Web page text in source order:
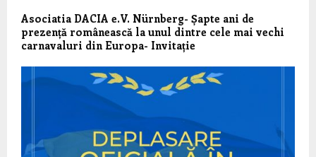
Asociatia DACIA e.V. Nürnberg- Șapte ani de
prezență românească la unul dintre cele mai vechi
carnavaluri din Europa- Invitație